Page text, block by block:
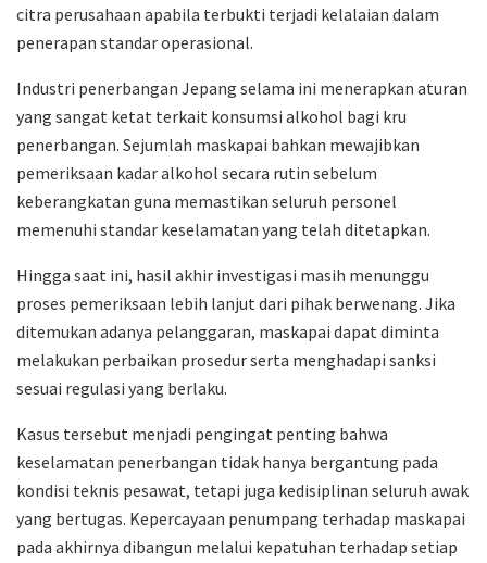
citra perusahaan apabila terbukti terjadi kelalaian dalam
penerapan standar operasional.
Industri penerbangan Jepang selama ini menerapkan aturan
yang sangat ketat terkait konsumsi alkohol bagi kru
penerbangan. Sejumlah maskapai bahkan mewajibkan
pemeriksaan kadar alkohol secara rutin sebelum
keberangkatan guna memastikan seluruh personel
memenuhi standar keselamatan yang telah ditetapkan.
Hingga saat ini, hasil akhir investigasi masih menunggu
proses pemeriksaan lebih lanjut dari pihak berwenang. Jika
ditemukan adanya pelanggaran, maskapai dapat diminta
melakukan perbaikan prosedur serta menghadapi sanksi
sesuai regulasi yang berlaku.
Kasus tersebut menjadi pengingat penting bahwa
keselamatan penerbangan tidak hanya bergantung pada
kondisi teknis pesawat, tetapi juga kedisiplinan seluruh awak
yang bertugas. Kepercayaan penumpang terhadap maskapai
pada akhirnya dibangun melalui kepatuhan terhadap setiap